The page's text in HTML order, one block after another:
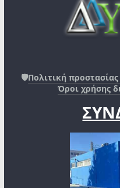
🛡️Πολιτική
Όροι χρήσης